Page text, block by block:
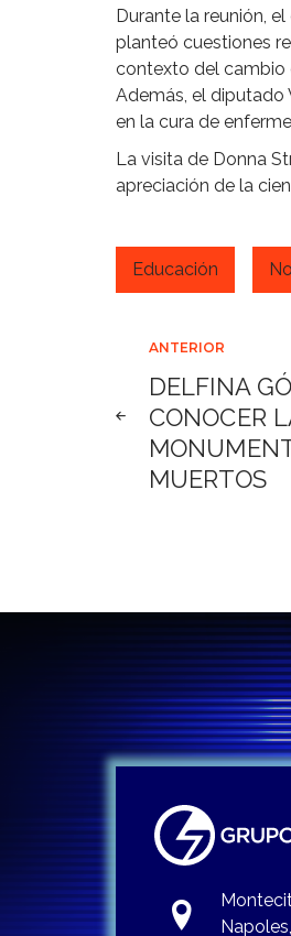
Durante la reunión,
planteó cuestiones
contexto del cambio
Además, el diputado
en la cura de
La visita de Donna
apreciación de la
Educación
de
ANTERIOR
DELFINA
CONOCER
MUERTOS